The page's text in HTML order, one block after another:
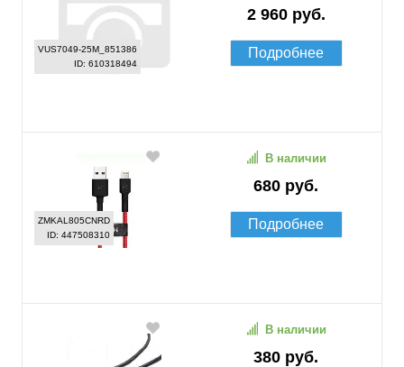
VUS7049-25M_851386
ID: 610318494
2 960 руб.
Подробнее
ZMKAL805CNRD
ID: 447508310
680 руб.
В наличии
Подробнее
380 руб.
В наличии